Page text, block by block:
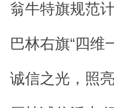
翁牛特旗规范
诚信之光，照